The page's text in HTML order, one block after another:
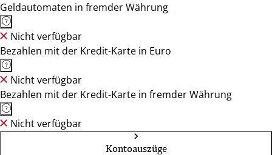
Geldautomaten in fremder Währung
Nicht verfügbar
Bezahlen mit der Kredit-Karte in Euro
Nicht verfügbar
Bezahlen mit der Kredit-Karte in fremder Währung
Nicht verfügbar
Kontoauszüge